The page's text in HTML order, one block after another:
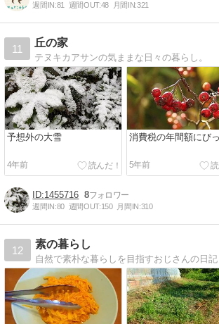
週間IN:81 週間OUT:48 月間IN:321
11
丘の家
テヌキカアサンの気ままな日々の暮らし。
予想外の大雪
4年前
消費税の年間額にび
5年前
1455716 8
週間IN:80 週間OUT:150 月間IN:310
12
素の暮らし
自然で素朴な暮らしを目指すおじさんの日記